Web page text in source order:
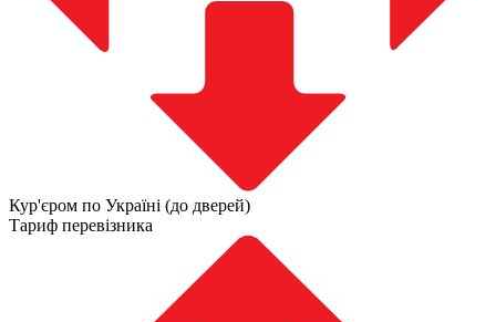
Кур'єром по Україні (до дверей)
Тариф перевізника